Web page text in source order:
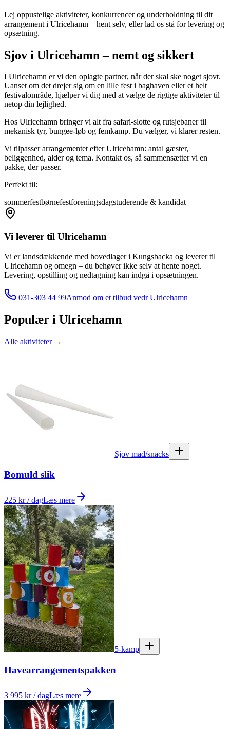
Lej oppustelige aktiviteter, konkurrencer og underholdning til dit
arrangement i Ulricehamn – hent selv, eller lad os stå for levering og
opsætning.
Sjov i Ulricehamn – nemt og sikkert
I Ulricehamn er vi den oplagte partner, når der skal ske noget sjovt.
Uanset om det drejer sig om en lille fest i baghaven eller et helt
festivalområde, hjælper vi dig med at vælge de rigtige aktiviteter til
netop din lejlighed.
Hos Ulricehamn bringer vi alt fra safari-slotte og rutsjebaner til
mekanisk tyr, bungee-løb og femkamp. Du vælger, vi klarer resten.
Vi tilpasser arrangementet efter Ulricehamn: antal gæster,
beliggenhed, alder og tema. Kontakt os, så sammensætter vi en
pakke, der passer.
Perfekt til:
sommerfestbørnefestforeningsdagstuderende & kandidat
Vi leverer til Ulricehamn
Vi er landsdækkende med hovedlager i Kungsbacka og leverer til
Ulricehamn og omegn – du behøver ikke selv at hente noget.
Levering, opstilling og nedtagning kan indgå i opsætningen.
031-303 44 99Anmod om et tilbud vedr Ulricehamn
Populær i Ulricehamn
Alle aktiviteter→
Sjov mad/snacks
Bomuld slik
225 kr / dagLæs mere
5-kamp
Havearrangementspakken
3 995 kr / dagLæs mere